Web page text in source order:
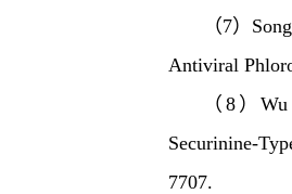
（7）
Antiviral
（8）
Securinine-
7707.